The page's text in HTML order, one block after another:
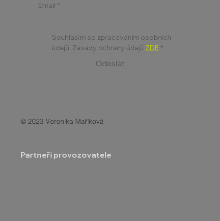
Email *
Souhlasím se zpracováním osobních
údajů. Zásady ochrany údajů ZDE *
Odeslat
© 2023 Veronika Maříková
Partneři provozovatele